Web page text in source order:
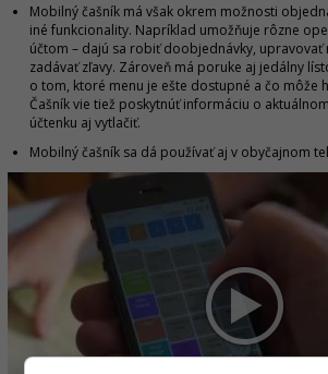
Mobilný čašník má však okrem možnosti
iné funkcionality. Napríklad umožňuje rôzne
účtom – dajú sa robiť doobjednávky, upravovať
zadávať zľavy. Zároveň má poruke aj jedálny
o tom, ktoré menu je ešte dostupné a čo môže
Čašník vie tiež poskytnúť informáciu o
účtenku aj vytlačiť.
Mobilný čašník sa dá používať aj v obyčajnom